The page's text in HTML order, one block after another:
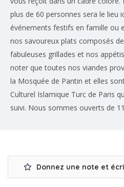
plus de 60 personnes sera le lieu
événements festifs en famille ou
nos savoureux plats composés
fabuleuses grillades et nos
noter que toutes nos viandes
la Mosquée de Pantin et elles
Culturel Islamique Turc de Paris
suivi. Nous sommes ouverts de
Donnez une note et